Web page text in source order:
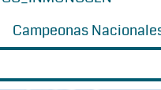
Campeonas